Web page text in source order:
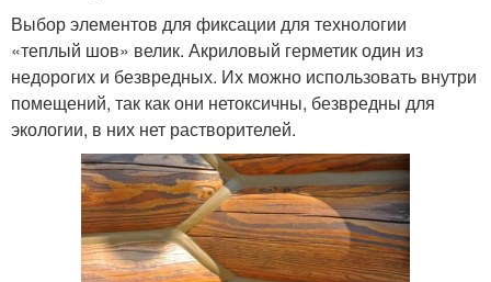
Выбор элементов для фиксации для технологии
«теплый шов» велик. Акриловый герметик один из
недорогих и безвредных. Их можно использовать внутри
помещений, так как они нетоксичны, безвредны для
экологии, в них нет растворителей.